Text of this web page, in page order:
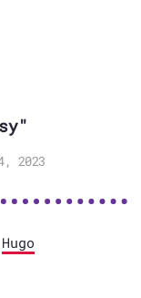
2023
Hugo